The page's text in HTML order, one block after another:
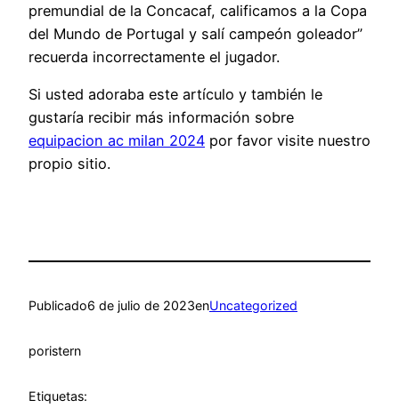
premundial de la Concacaf, calificamos a la Copa
del Mundo de Portugal y salí campeón goleador”
recuerda incorrectamente el jugador.
Si usted adoraba este artículo y también le
gustaría recibir más información sobre
equipacion ac milan 2024 por favor visite nuestro
propio sitio.
Publicado6 de julio de 2023enUncategorized
poristern
Etiquetas: